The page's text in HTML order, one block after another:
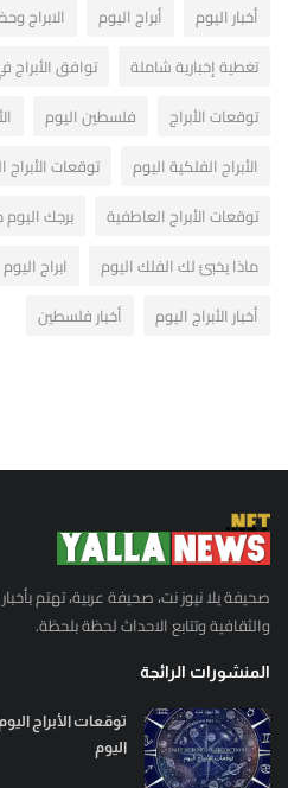
أخبار اليوم أبراج اليوم الابراج
تغطية إخبارية شاملة
توافق الأبراج
توقعات الأبراج
فلسطين اليوم
الأبراج الفلكية اليوم
توقعات الأبراج
توقعات الأبراج العاطفية
برجك اليوم
ماذا يخبئ لك الفلك اليوم
ابراج اليوم
أخبار الأبراج اليوم
أخبار فلسطين
صحيفة يلا نيوز نت، صحيفة عربية، تهتم
والثقافية وتتابع الاحداث لحظة بلحظة.
المنشورات الرائجة
اليوم